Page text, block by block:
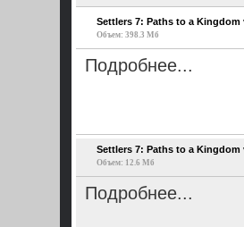
Settlers 7: Paths to a Kingdom
Объем: 398.3 Мб
Подробнее...
Settlers 7: Paths to a Kingdom
Объем: 12.6 Мб
Подробнее...